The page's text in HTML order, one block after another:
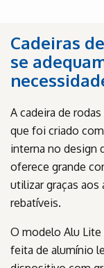
Cadeiras
se
A cadeira de
que foi criado
interna no design
oferece grande
utilizar graças aos
rebatíveis.
O modelo Alu Lite
feita de alumínio